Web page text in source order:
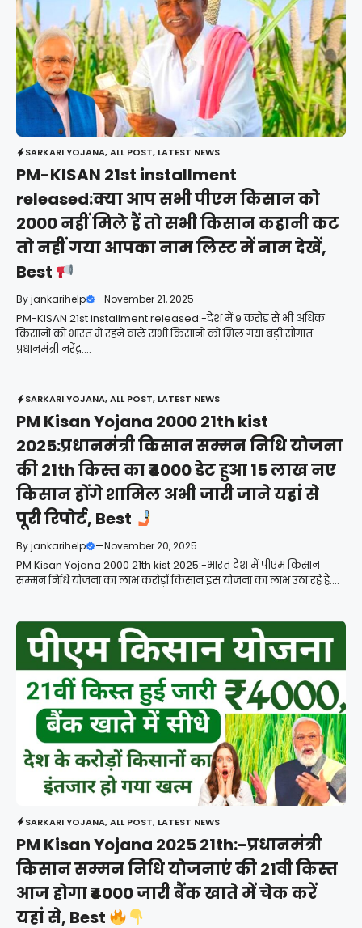
SARKARI YOJANA,ALL POST, LATEST NEWS
PM-KISAN 21st installment
released:क्या आप सभी पीएम किसान को
2000 नहीं मिले हैं तो सभी किसान कहानी कट
तो नहीं गया आपका नाम लिस्ट में नाम देखें,
Best
Byjankarihelp —November 21, 2025
PM-KISAN 21st installment released:-देश में 9 करोड़ से भी अधिक
किसानों को भारत में रहने वाले सभी किसानों को मिल गया बड़ी सौगात
प्रधानमंत्री नरेंद्र....
SARKARI YOJANA,ALL POST, LATEST NEWS
PM Kisan Yojana 2000 21th kist
2025:प्रधानमंत्री किसान सम्मन निधि योजना
की 21th किस्त का ₹4000 डेट हुआ 15 लाख नए
किसान होंगे शामिल अभी जारी जाने यहां से
पूरी रिपोर्ट, Best
Byjankarihelp —November 20, 2025
PM Kisan Yojana 2000 21th kist 2025:-भारत देश में पीएम किसान
सम्मन निधि योजना का लाभ करोड़ों किसान इस योजना का लाभ उठा रहे हैं....
SARKARI YOJANA,ALL POST, LATEST NEWS
PM Kisan Yojana 2025 21th:-प्रधानमंत्री
किसान सम्मन निधि योजनाएं की 21वी किस्त
आज होगा ₹4000 जारी बैंक खाते में चेक करें
यहां से, Best